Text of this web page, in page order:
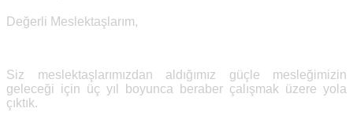
Değerli Meslektaşlarım,
Siz meslektaşlarımızdan aldığımız güçle mesleğimizin
geleceği için üç yıl boyunca beraber çalışmak üzere yola
çıktık.